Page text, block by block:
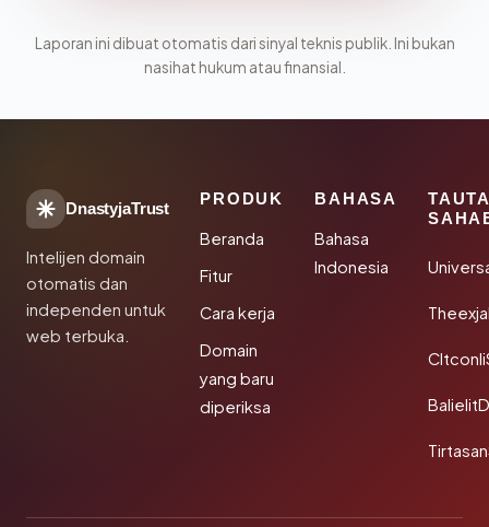
Laporan ini dibuat otomatis dari sinyal teknis publik. Ini bukan
nasihat hukum atau finansial.
DnastyjaTrust
Intelijen domain
otomatis dan
independen untuk
web terbuka.
PRODUK
Beranda
Fitur
Cara kerja
Domain
yang baru
diperiksa
BAHASA
Bahasa
Indonesia